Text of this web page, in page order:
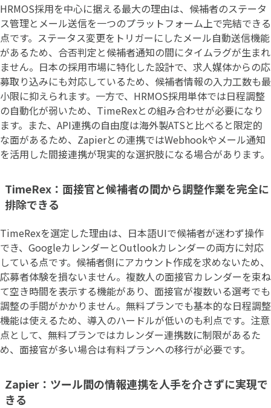
HRMOS採用を中心に据える最大の理由は、候補者のステータ
ス管理とメール送信を一つのプラットフォーム上で完結できる
点です。ステータス変更をトリガーにしたメール自動送信機能
があるため、合否判定と候補者通知の間にタイムラグが生まれ
ません。日本の採用市場に特化した設計で、求人媒体からの応
募取り込みにも対応しているため、候補者情報の入力工数も最
小限に抑えられます。一方で、HRMOS採用単体では日程調整
の自動化が弱いため、TimeRexとの組み合わせが必要になり
ます。また、API連携の自由度は海外製ATSと比べると限定的
な面があるため、Zapierとの連携ではWebhookやメール通知
を活用した間接連携が現実的な選択肢になる場合があります。
TimeRex：面接官と候補者の間から調整作業を完全に
排除できる
TimeRexを選定した理由は、日本語UIで候補者が迷わず操作
でき、GoogleカレンダーとOutlookカレンダーの両方に対応
している点です。候補者側にアカウント作成を求めないため、
応募者体験を損ないません。複数人の面接官カレンダーを束ね
て空き時間を表示する機能があり、面接官が複数いる選考でも
調整の手間がかかりません。無料プランでも基本的な日程調整
機能は使えるため、導入のハードルが低いのも利点です。注意
点として、無料プランではカレンダー連携数に制限があるた
め、面接官が多い場合は有料プランへの移行が必要です。
Zapier：ツール間の情報連携を人手を介さずに実現で
きる